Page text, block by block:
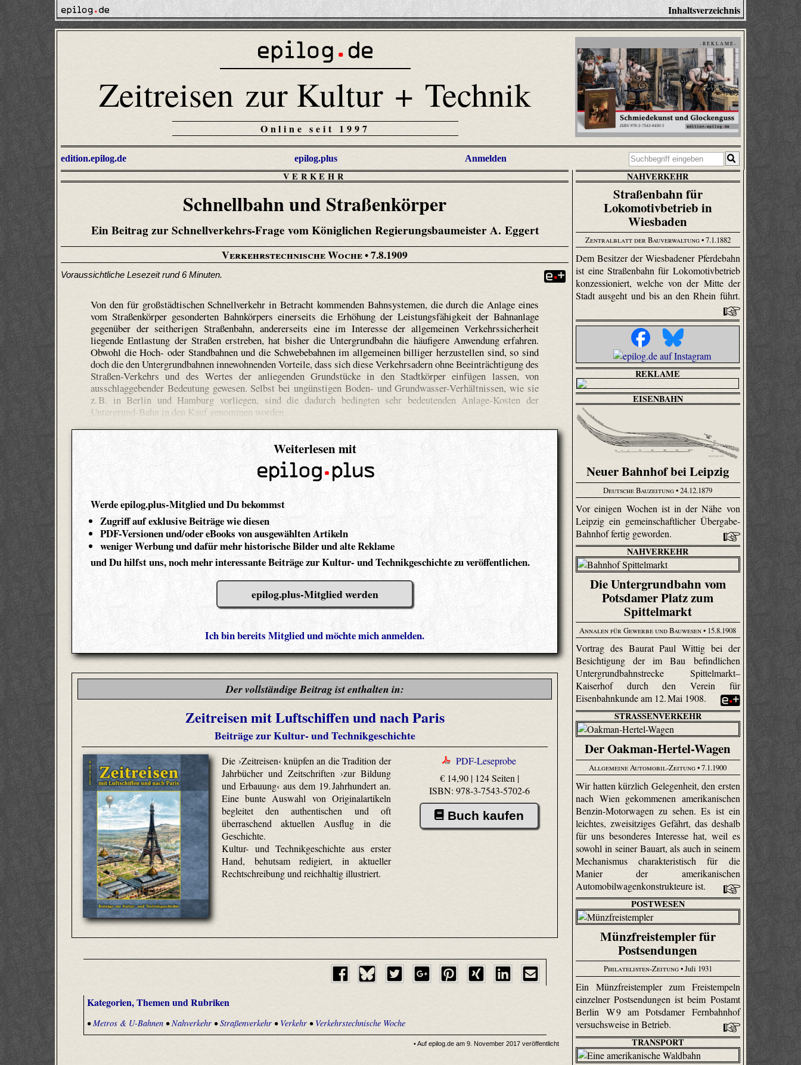
Inhaltsverzeichnis
Zeitreisen zur Kultur + Technik
Online seit 1997
- R E K L A M E -
edition.epilog.de epilog.plus Anmelden
VERKEHR
Schnellbahn und Straßenkörper
Ein Beitrag zur Schnellverkehrs-Frage vom Königlichen Regierungsbaumeister A. Eggert
Verkehrstechnische Woche• 7.8.1909
Voraussichtliche Lesezeit rund 6 Minuten.
Von den für großstädtischen Schnellverkehr in Betracht kommenden Bahnsystemen, die durch die Anlage eines
vom Straßenkörper gesonderten Bahnkörpers einerseits die Erhöhung der Leistungsfähigkeit der Bahnanlage
gegenüber der seitherigen Straßenbahn, andererseits eine im Interesse der allgemeinen Verkehrssicherheit
liegende Entlastung der Straßen erstreben, hat bisher die Untergrundbahn die häufigere Anwendung erfahren.
Obwohl die Hoch- oder Standbahnen und die Schwebebahnen im allgemeinen billiger herzustellen sind, so sind
doch die den Untergrundbahnen innewohnenden Vorteile, dass sich diese Verkehrsadern ohne Beeinträchtigung des
Straßen-Verkehrs und des Wertes der anliegenden Grundstücke in den Stadtkörper einfügen lassen, von
ausschlaggebender Bedeutung gewesen. Selbst bei ungünstigen Boden- und Grundwasser-Verhältnissen, wie sie
z. B. in Berlin und Hamburg vorliegen, sind die dadurch bedingten sehr bedeutenden Anlage-Kosten der
Untergrund-Bahn in den Kauf genommen worden.
Weiterlesen mit
Werde epilog.plus-Mitglied und Du bekommst
Zugriff auf exklusive Beiträge wie diesen
PDF-Versionen und/oder eBooks von ausgewählten Artikeln
weniger Werbung und dafür mehr historische Bilder und alte Reklame
und Du hilfst uns, noch mehr interessante Beiträge zur Kultur- und Technikgeschichte zu veröffentlichen.
epilog.plus-Mitglied werden
Ich bin bereits Mitglied und möchte mich anmelden.
Der vollständige Beitrag ist enthalten in:
Zeitreisen mit Luftschiffen und nach Paris
Beiträge zur Kultur- und Technikgeschichte
Die ›Zeitreisen‹ knüpfen an die Tradition der
Jahrbücher und Zeitschriften ›zur Bildung
und Erbauung‹ aus dem 19. Jahrhundert an.
Eine bunte Auswahl von Originalartikeln
begleitet den authentischen und oft
überraschend aktuellen Ausflug in die
Geschichte.
Kultur- und Technikgeschichte aus erster
Hand, behutsam redigiert, in aktueller
Rechtschreibung und reichhaltig illustriert.
PDF-Leseprobe
€ 14,90 | 124 Seiten |
ISBN: 978-3-7543-5702-6
Buch kaufen
Kategorien, Themen und Rubriken
•Metros & U-Bahnen •Nahverkehr •Straßenverkehr • Verkehr • Verkehrstechnische Woche
• Auf epilog.de am 9. November 2017 veröffentlicht
NAHVERKEHR
Straßenbahn für
Lokomotivbetrieb in
Wiesbaden
Zentralblatt der Bauverwaltung• 7.1.1882
Dem Besitzer der Wiesbadener Pferdebahn
ist eine Straßenbahn für Loko­motiv­betrieb
konzessioniert, welche von der Mitte der
Stadt ausgeht und bis an den Rhein führt.
REKLAME
EISENBAHN
Neuer Bahnhof bei Leipzig
Deutsche Bauzeitung• 24.12.1879
Vor einigen Wochen ist in der Nähe von
Leipzig ein gemeinschaftlicher Übergabe-
Bahnhof fertig geworden.
NAHVERKEHR
Die Untergrundbahn vom
Potsdamer Platz zum
Spittelmarkt
Annalen für Gewerbe und Bauwesen• 15.8.1908
Vortrag des Baurat Paul Wittig bei der
Besichtigung der im Bau befindlichen
Untergrundbahnstrecke Spittelmarkt–
Kaiserhof durch den Verein für
Eisenbahnkunde am 12. Mai 1908.
STRASSENVERKEHR
Der Oakman-Hertel-Wagen
Allgemeine Automobil-Zeitung• 7.1.1900
Wir hatten kürzlich Gelegenheit, den ersten
nach Wien gekommenen amerikanischen
Benzin-Motorwagen zu sehen. Es ist ein
leichtes, zweisitziges Gefährt, das deshalb
für uns besonderes Interesse hat, weil es
sowohl in seiner Bauart, als auch in seinem
Mechanismus charakteristisch für die
Manier der amerikanischen
Automobilwagenkonstrukteure ist.
POSTWESEN
Münzfreistempler für
Postsendungen
Philatelisten-Zeitung• Juli 1931
Ein Münz­frei­stempler zum Freistempeln
einzelner Postsendungen ist beim Postamt
Berlin W 9 am Potsdamer Fernbahnhof
versuchsweise in Betrieb.
TRANSPORT